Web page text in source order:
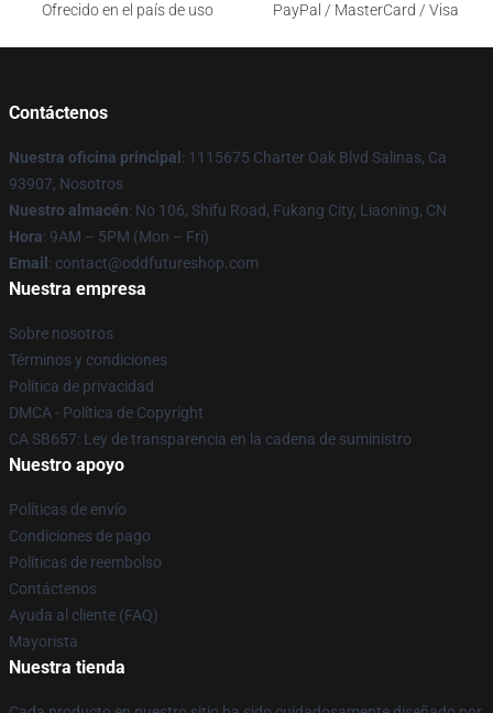
Ofrecido en el país de uso
PayPal / MasterCard / Visa
Contáctenos
Nuestra oficina principal : 1115675 Charter Oak Blvd Salinas, Ca
93907, Nosotros
Nuestro almacén: No 106, Shifu Road, Fukang City, Liaoning, CN
Hora: 9AM – 5PM (Mon – Fri)
Email : contact@oddfutureshop.com
Nuestra empresa
Sobre nosotros
Términos y condiciones
Política de privacidad
DMCA - Política de Copyright
CA SB657: Ley de transparencia en la cadena de suministro
Nuestro apoyo
Políticas de envío
Condiciones de pago
Políticas de reembolso
Contáctenos
Ayuda al cliente (FAQ)
Mayorista
Nuestra tienda